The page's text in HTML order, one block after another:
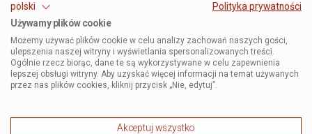
polski
Polityka prywatności
Używamy plików cookie
Możemy używać plików cookie w celu analizy zachowań naszych gości,
ulepszenia naszej witryny i wyświetlania spersonalizowanych treści.
Ogólnie rzecz biorąc, dane te są wykorzystywane w celu zapewnienia
lepszej obsługi witryny. Aby uzyskać więcej informacji na temat używanych
przez nas plików cookies, kliknij przycisk „Nie, edytuj”.
Akceptuj wszystko